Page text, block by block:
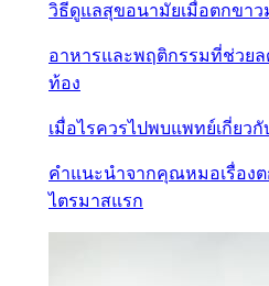
วิธีดูแลสุขอนามัยเมื่อตกขาว
อาหารและพฤติกรรมที่ช่วย
ท้อง
เมื่อไรควรไปพบแพทย์เกี่ยว
คำแนะนำจากคุณหมอเรื่อง
ไตรมาสแรก